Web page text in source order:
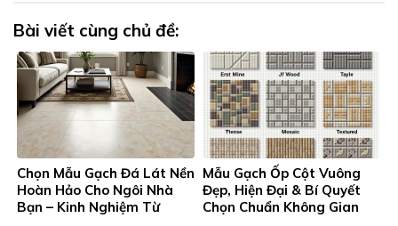
Bài viết cùng chủ đề:
Chọn Mẫu Gạch Đá Lát Nền
Hoàn Hảo Cho Ngôi Nhà
Bạn – Kinh Nghiệm Từ
Mẫu Gạch Ốp Cột Vuông
Đẹp, Hiện Đại & Bí Quyết
Chọn Chuẩn Không Gian